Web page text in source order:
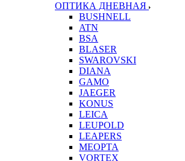
ОПТИКА ДНЕВНАЯ
BUSHNELL
ATN
BSA
BLASER
SWAROVSKI
DIANA
GAMO
JAEGER
KONUS
LEICA
LEUPOLD
LEAPERS
MEOPTA
VORTEX